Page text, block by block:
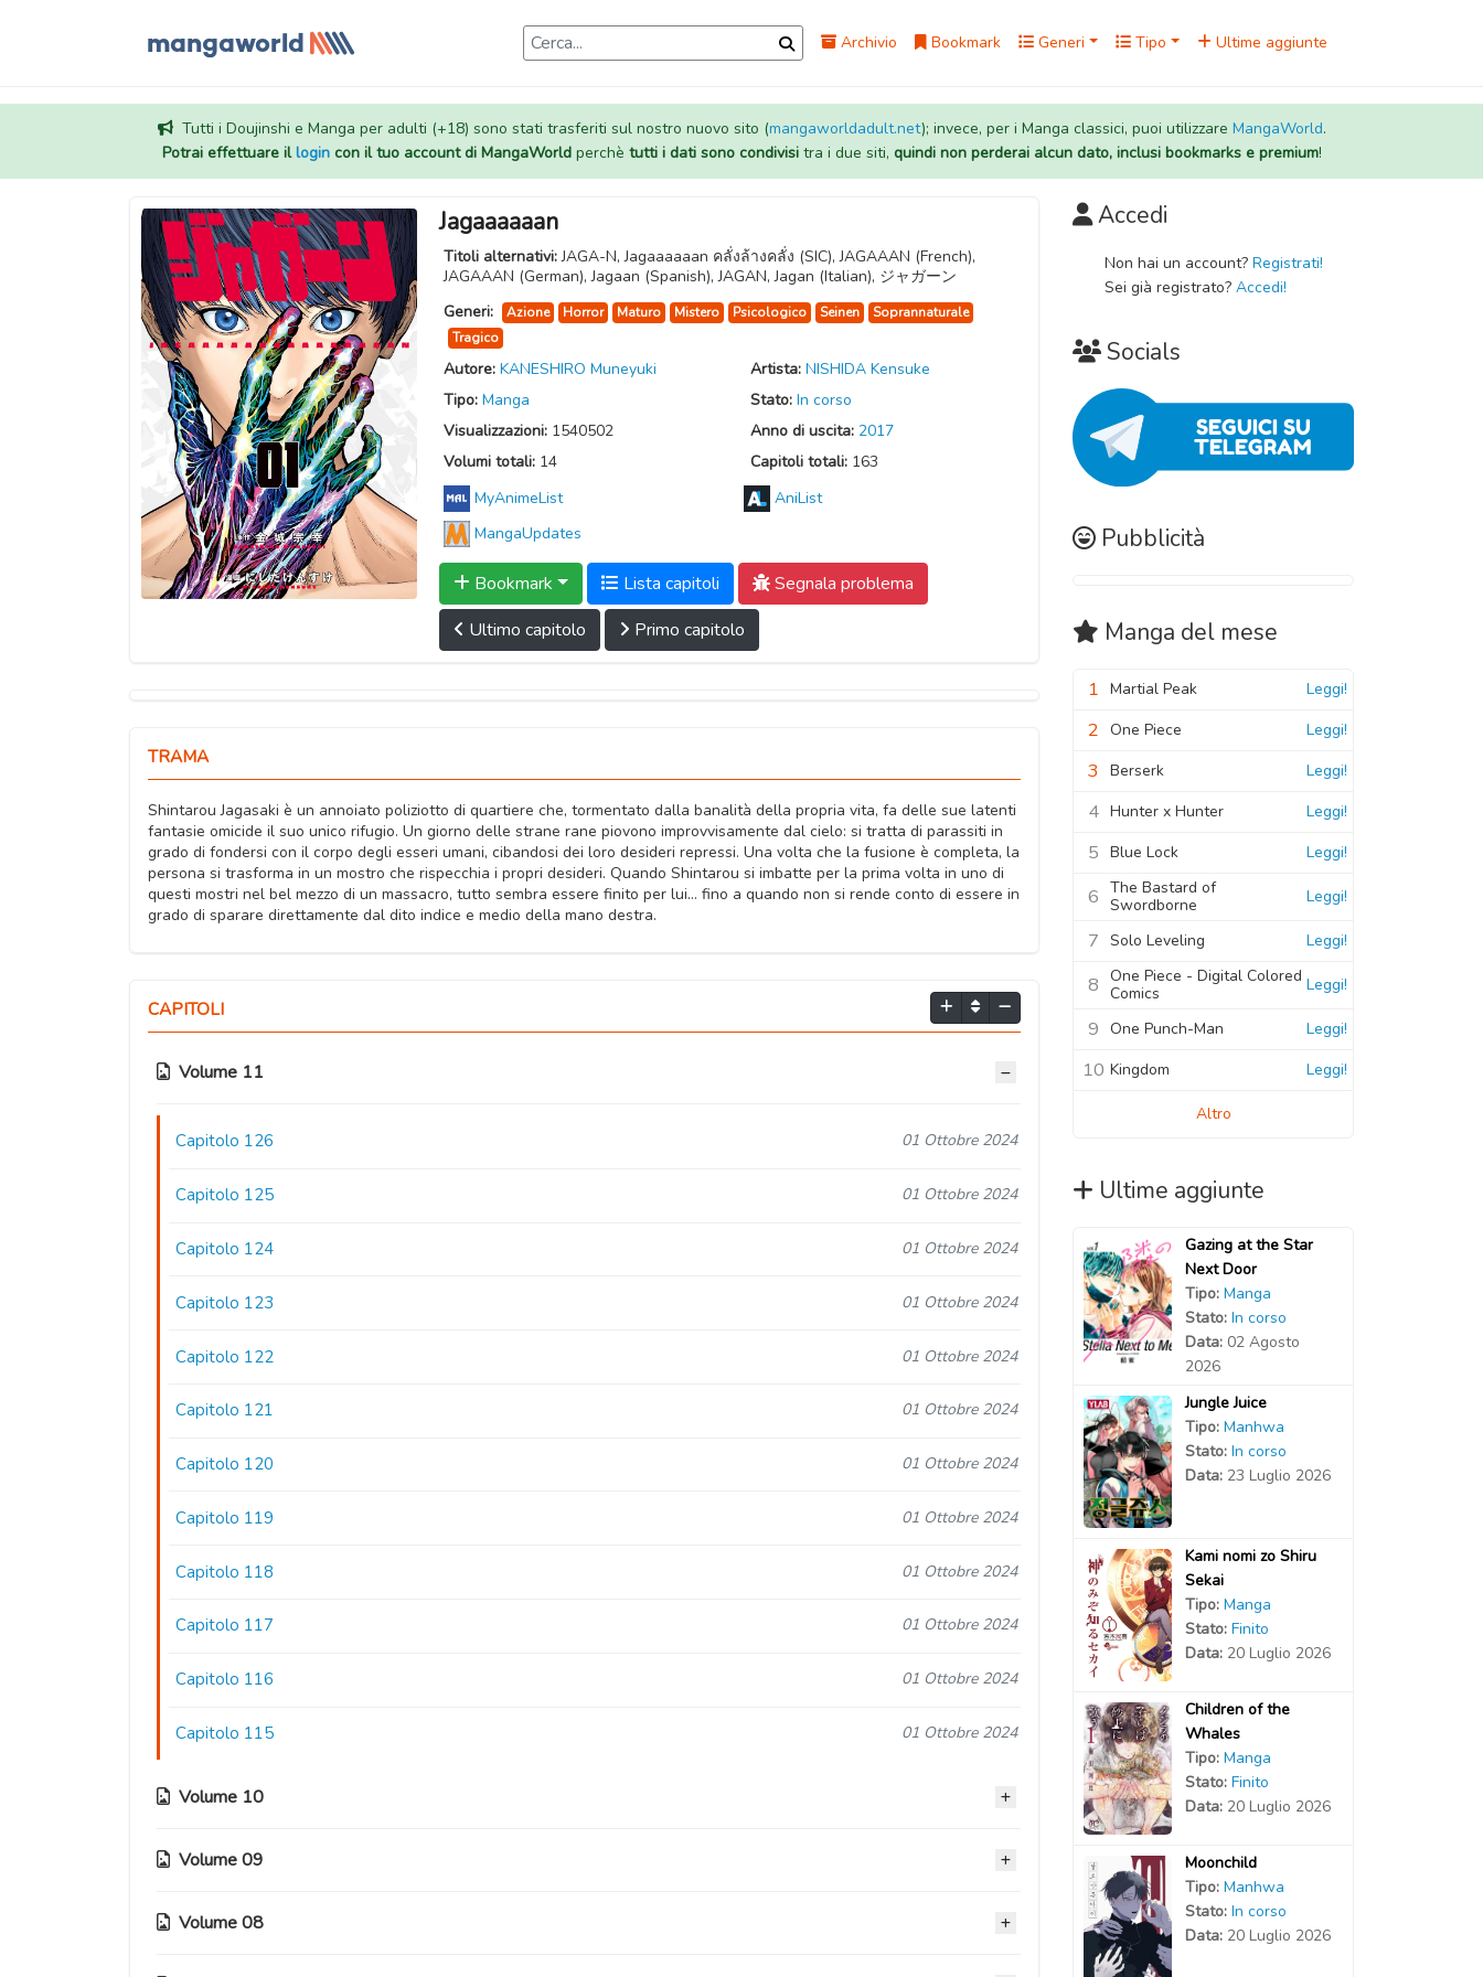
Archivio Bookmark Generi Tipo Ultime aggiunte
Tutti i Doujinshi e Manga per adulti (+18) sono stati trasferiti sul nostro nuovo sito (mangaworldadult.net); invece, per i Manga classici, puoi utilizzare MangaWorld.
Potrai effettuare illogincon il tuo account di MangaWorldperchè tutti i dati sono condivisitra i due siti, quindi non perderai alcun dato, inclusi bookmarks e premium!
Jagaaaaaan
Titoli alternativi:JAGA-N, Jagaaaaaan คลั่งล้างคลั่ง (SIC), JAGAAAN (French),
JAGAAAN (German), Jagaan (Spanish), JAGAN, Jagan (Italian), ジャガーン
Generi:
Azione Horror Maturo Mistero Psicologico Seinen
Soprannaturale
Tragico
Autore: KANESHIRO Muneyuki Artista: NISHIDA Kensuke
Tipo: Manga Stato: In corso
Visualizzazioni: 1540502 Anno di uscita: 2017
Volumi totali: 14 Capitoli totali: 163
MyAnimeList
AniList
MangaUpdates
Bookmark Lista capitoli
Segnala problema
Ultimo capitolo
Primo capitolo
TRAMA
Shintarou Jagasaki è un annoiato poliziotto di quartiere che, tormentato dalla banalità della propria vita, fa delle sue latenti
fantasie omicide il suo unico rifugio. Un giorno delle strane rane piovono improvvisamente dal cielo: si tratta di parassiti in
grado di fondersi con il corpo degli esseri umani, cibandosi dei loro desideri repressi. Una volta che la fusione è completa, la
persona si trasforma in un mostro che rispecchia i propri desideri. Quando Shintarou si imbatte per la prima volta in uno di
questi mostri nel bel mezzo di un massacro, tutto sembra essere finito per lui... fino a quando non si rende conto di essere in
grado di sparare direttamente dal dito indice e medio della mano destra.
CAPITOLI
Volume 11
Capitolo 126 01 Ottobre 2024
Capitolo 125 01 Ottobre 2024
Capitolo 124 01 Ottobre 2024
Capitolo 123 01 Ottobre 2024
Capitolo 122 01 Ottobre 2024
Capitolo 121 01 Ottobre 2024
Capitolo 120 01 Ottobre 2024
Capitolo 119 01 Ottobre 2024
Capitolo 118 01 Ottobre 2024
Capitolo 117 01 Ottobre 2024
Capitolo 116 01 Ottobre 2024
Capitolo 115 01 Ottobre 2024
Volume 10
Capitolo 114 01 Ottobre 2024
Capitolo 113 01 Ottobre 2024
Volume 09
Capitolo 102 01 Ottobre 2024
Volume 08
Accedi
Non hai un account? Registrati!
Sei già registrato? Accedi!
Socials
Pubblicità
Manga del mese
1 Martial Peak Leggi!
2 One Piece Leggi!
3 Berserk Leggi!
4 Hunter x Hunter Leggi!
5 Blue Lock Leggi!
6 The Bastard of
Swordborne
Leggi!
7 Solo Leveling Leggi!
8 One Piece - Digital Colored
Comics
Leggi!
9 One Punch-Man Leggi!
10 Kingdom Leggi!
Altro
Ultime aggiunte
Gazing at the Star
Next Door
Tipo: Manga
Stato: In corso
Data: 02 Agosto
2026
Jungle Juice
Tipo: Manhwa
Stato: In corso
Data: 23 Luglio 2026
Kami nomi zo Shiru
Sekai
Tipo: Manga
Stato: Finito
Data: 20 Luglio 2026
Children of the
Whales
Tipo: Manga
Stato: Finito
Data: 20 Luglio 2026
Moonchild
Tipo: Manhwa
Stato: In corso
Data: 20 Luglio 2026